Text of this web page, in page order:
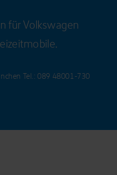
für Volkswagen
Tel.: 089 48001-730